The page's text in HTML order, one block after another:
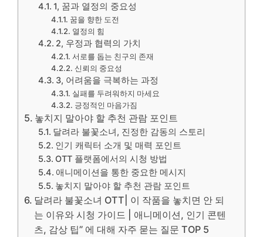
1, 꿈과 열정의 중요성
꿈을 향한 도전
열정의 힘
2, 우정과 협력의 가치
서로를 돕는 친구의 존재
신뢰의 중요성
3, 어려움을 극복하는 과정
실패를 두려워하지 마세요
긍정적인 마음가짐
놓치지 말아야 할 추천 관람 포인트
달려라 불꽃소녀, 진정한 감동의 스토리
인기 캐릭터 소개 및 매력 포인트
OTT 플랫폼에서의 시청 방법
애니메이션을 통한 중요한 메시지
놓치지 말아야 할 추천 관람 포인트
달려라 불꽃소녀 OTT| 이 작품을 놓치면 안 되
는 이유와 시청 가이드 | 애니메이션, 인기 콘텐
츠, 감상 팁” 에 대해 자주 묻는 질문 TOP 5